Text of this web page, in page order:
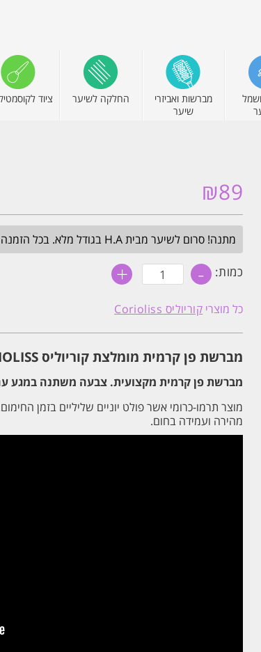
מברשות ואביזרי
שיער
החלקה לשיער ציוד
₪89
מתנה! סרום לשיער מבית H.A בגודל מלא. בכל הזמנה מעל 349₪. עד חצות.
כמות: - כמות
של
פן
קרמית
CORIOLISS
XS
+
כל מוצרי קוריוליס Corioliss
מברשת פן קרמית מומלצת קוריוליס CORIOLISS גודל XS
מברשת פן קרמית מקצועית. צבעה משתנה במגע
מוצר תרמו-כרומי אשר פולט יוניים שליליים בזמן
מהירה ועמידה בחום.